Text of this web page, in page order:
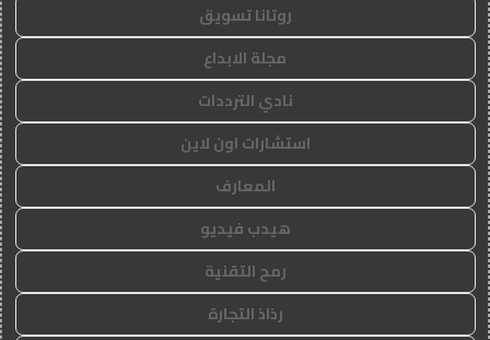
روتانا تسويق
مجلة الابداع
نادي الترددات
استشارات اون لاين
المعارف
هيدب فيديو
رمح التقنية
رذاذ التجارة